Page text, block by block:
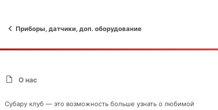
Приборы, датчики, доп. оборудование
О нас
Субару клуб — это возможность больше узнать о любимой